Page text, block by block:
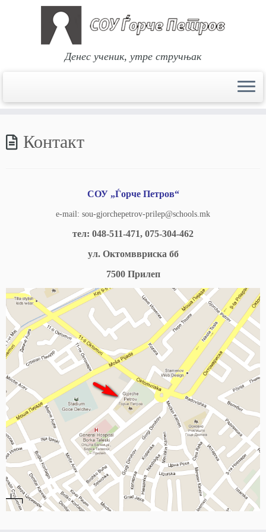
content
Денес ученик, утре стручњак
Контакт
СОУ „Ѓорче Петров“
e-mail: sou-gjorchepetrov-prilep@schools.mk
тел: 048-511-471, 075-304-462
ул. Октомввриска бб
7500 Прилеп